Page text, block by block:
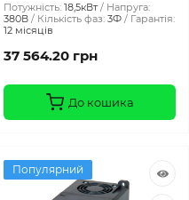
Потужність: 18,5кВт
Напруга:
380В
Кількість фаз: 3Ф
Гарантія:
12 місяців
37 564.20 грн
До кошика
Популярний